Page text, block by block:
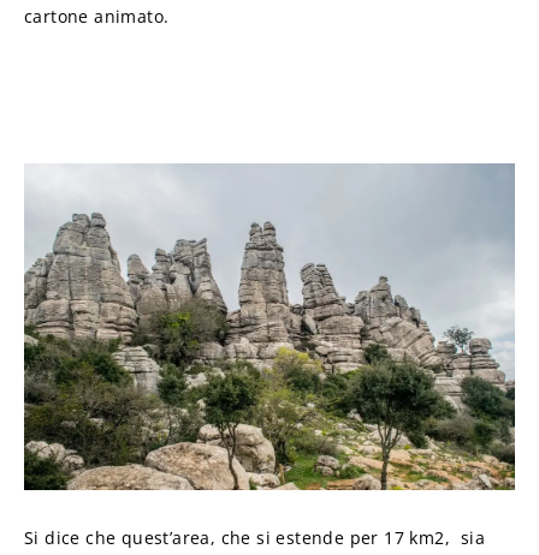
cartone animato.
Si dice che quest’area, che si estende per 17 km2, sia